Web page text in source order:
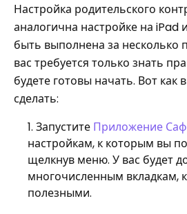
Настройка родительского
аналогична настройке на iPad
быть выполнена за несколько
вас требуется только знать
будете готовы начать. Вот как
сделать:
Запустите Приложение
настройкам, к которым вы
щелкнув меню. У вас будет
многочисленным вкладкам,
полезными.